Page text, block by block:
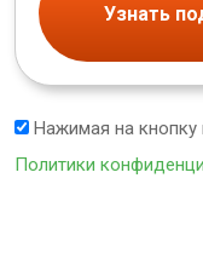
Узнать
Нажимая на кнопку
Политики